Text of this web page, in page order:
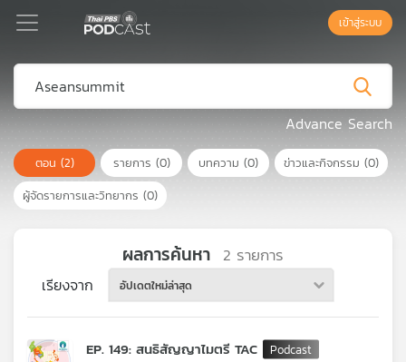
Podcast
เพล
ย์
ลิ
เพล
เข้าสู่ระบบ
Advance Search
ตอน (2) รายการ (0) บทความ (0) ข่าวและกิจกรรม (0)
ผู้จัดรายการและวิทยากร (0)
ผลการค้นหา 2 รายการ
เรียงจาก อัปเดตใหม่ล่าสุด
EP. 149: สนธิสัญญาไมตรี TAC